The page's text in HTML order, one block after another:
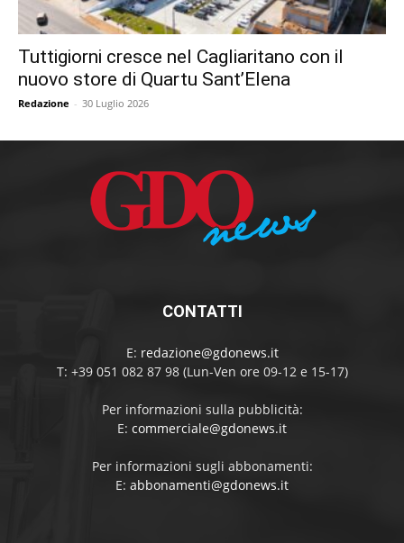
Tuttigiorni cresce nel Cagliaritano con il
nuovo store di Quartu Sant’Elena
Redazione - 30 Luglio 2026
CONTATTI
E: redazione@gdonews.it
T: +39 051 082 87 98 (Lun-Ven ore 09-12 e 15-17)
Per informazioni sulla pubblicità:
E: commerciale@gdonews.it
Per informazioni sugli abbonamenti:
E: abbonamenti@gdonews.it